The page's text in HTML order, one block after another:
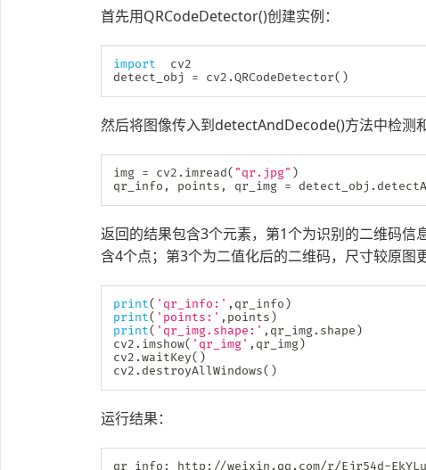
首先用QRCodeDetector()创建实例：
import
  cv2
detect_obj = cv2 .QRCodeDetector( )
然后将图像传入到detectAndDecode()方法中检测和
img = cv2 . imread( "qr.jpg" )
qr_info , points , qr_img = detect_obj .
返回的结果包含3个元素，第1个为识别的二维码
含4个点；第3个为二值化后的二维码，尺寸较原图
print( 'qr_info:' , qr_info )
print( 'points:' , points )
print( 'qr_img.shape:' , qr_img. shape )
cv2 . imshow( 'qr_img' , qr_img)
cv2 .waitKey( )
cv2 . destroyAllWindows( )
运行结果：
qr_info : http : //weixin . qq . com/r/Ejr54d-